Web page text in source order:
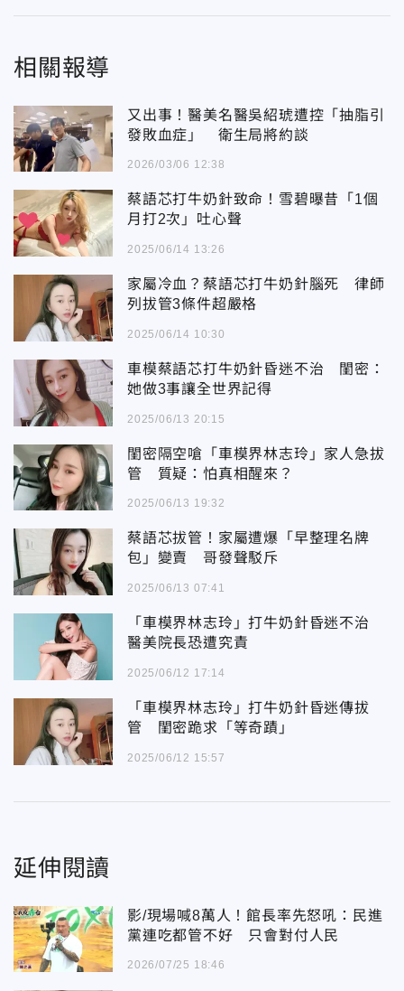
相關報導
又出事！醫美名醫吳紹琥遭控「抽脂引
發敗血症」 衛生局將約談
2026/03/06 12:38
蔡語芯打牛奶針致命！雪碧曝昔「1個
月打2次」吐心聲
2025/06/14 13:26
家屬冷血？蔡語芯打牛奶針腦死 律師
列拔管3條件超嚴格
2025/06/14 10:30
車模蔡語芯打牛奶針昏迷不治 閨密：
她做3事讓全世界記得
2025/06/13 20:15
閨密隔空嗆「車模界林志玲」家人急拔
管 質疑：怕真相醒來？
2025/06/13 19:32
蔡語芯拔管！家屬遭爆「早整理名牌
包」變賣 哥發聲駁斥
2025/06/13 07:41
「車模界林志玲」打牛奶針昏迷不治
醫美院長恐遭究責
2025/06/12 17:14
「車模界林志玲」打牛奶針昏迷傳拔
管 閨密跪求「等奇蹟」
2025/06/12 15:57
延伸閱讀
影/現場喊8萬人！館長率先怒吼：民進
黨連吃都管不好 只會對付人民
2026/07/25 18:46